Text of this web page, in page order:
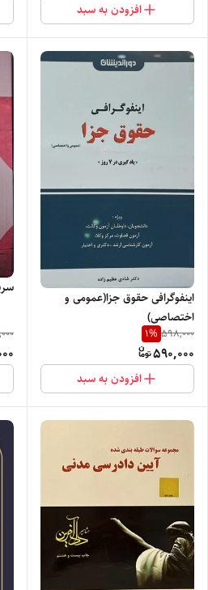
افزودن به سبد
اینفوگرافی حقوق جزا(عمومی و
اختصاصی)
598,000
1%
590,000
افزودن به سبد